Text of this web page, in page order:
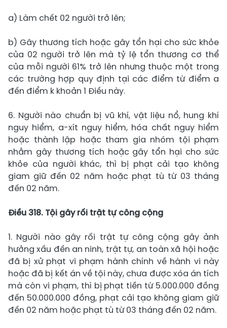
a) Làm chết 02 người trở lên;
b) Gây thương tích hoặc gây tổn hại cho sức khỏe
của 02 người trở lên mà tỷ lệ tổn thương cơ thể
của mỗi người 61% trở lên nhưng thuộc một trong
các trường hợp quy định tại các điểm từ điểm a
đến điểm k khoản 1 Điều này.
6. Người nào chuẩn bị vũ khí, vật liệu nổ, hung khí
nguy hiểm, a-xít nguy hiểm, hóa chất nguy hiểm
hoặc thành lập hoặc tham gia nhóm tội phạm
nhằm gây thương tích hoặc gây tổn hại cho sức
khỏe của người khác, thì bị phạt cải tạo không
giam giữ đến 02 năm hoặc phạt tù từ 03 tháng
đến 02 năm.
Điều 318. Tội gây rối trật tự công cộng
1. Người nào gây rối trật tự công cộng gây ảnh
hưởng xấu đến an ninh, trật tự, an toàn xã hội hoặc
đã bị xử phạt vi phạm hành chính về hành vi này
hoặc đã bị kết án về tội này, chưa được xóa án tích
mà còn vi phạm, thì bị phạt tiền từ 5.000.000 đồng
đến 50.000.000 đồng, phạt cải tạo không giam giữ
đến 02 năm hoặc phạt tù từ 03 tháng đến 02 năm.